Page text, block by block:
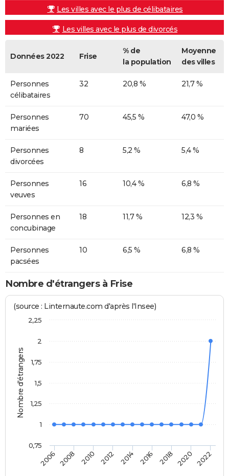
Les villes avec le plus de célibataires
Les villes avec le plus de divorcés
Données 2022 Frise
% de
la population
Moyenne
des villes
Personnes
célibataires
32 20,8 % 21,7 %
Personnes
mariées
70 45,5 % 47,0 %
Personnes
divorcées
8 5,2 % 5,4 %
Personnes
veuves
16 10,4 % 6,8 %
Personnes en
concubinage
18 11,7 % 12,3 %
Personnes
pacsées
10 6,5 % 6,8 %
Nombre d'étrangers à Frise
Nombre d'étrangers
(source : Linternaute.com d'après l'Insee)
2006 2008 2010 2012 2014 2016 2018 2020 2022
0,75
1
1,25
1,5
1,75
2
2,25